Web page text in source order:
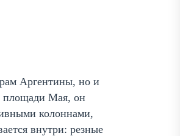
Аргентины, но и
площади Мая, он
колоннами,
внутри: резные